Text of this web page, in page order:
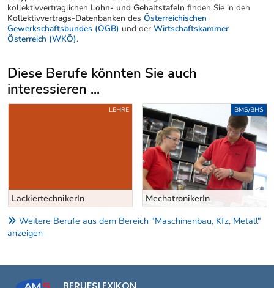
kollektivvertraglichen Lohn- und Gehaltstafeln finden Sie in den
Kollektivvertrags-Datenbanken des Österreichischen
Gewerkschaftsbundes (ÖGB) und der Wirtschaftskammer
Österreich (WKÖ).
Diese Berufe könnten Sie auch
interessieren ...
Uber weitere Berufsvorschläge
MechatronikerIn
BMS/BHS
FahrradmechanikerIn
KURZ-/SPEZIALAUSBILDUNG
Weitere Berufe aus dem Bereich "Maschinenbau, Kfz, Metall"
anzeigen